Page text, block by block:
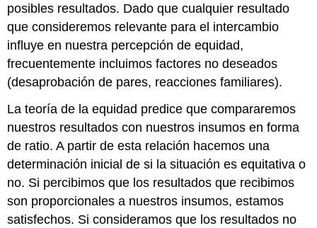
posibles resultados. Dado que cualquier resultado
que consideremos relevante para el intercambio
influye en nuestra percepción de equidad,
frecuentemente incluimos factores no deseados
(desaprobación de pares, reacciones familiares).
La teoría de la equidad predice que compararemos
nuestros resultados con nuestros insumos en forma
de ratio. A partir de esta relación hacemos una
determinación inicial de si la situación es equitativa o
no. Si percibimos que los resultados que recibimos
son proporcionales a nuestros insumos, estamos
satisfechos. Si consideramos que los resultados no